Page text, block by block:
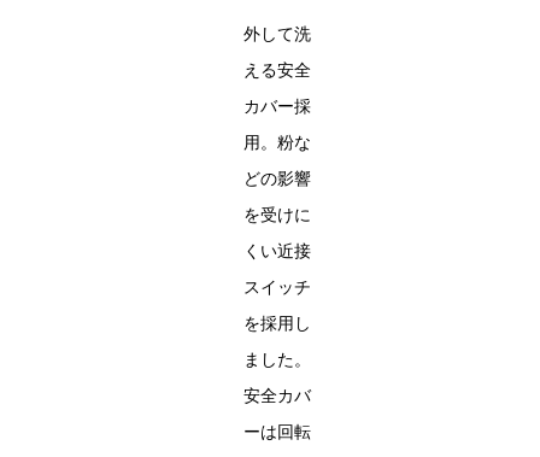
外して洗
える安全
カバー採
用。粉な
どの影響
を受けに
くい近接
スイッチ
を採用し
ました。
安全カバ
ーは回転